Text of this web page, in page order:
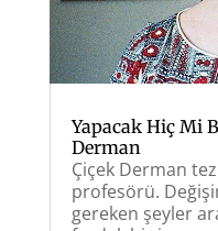
Yapacak Hiç Mi
Derman
Çiçek Derman
profesörü.
gereken şeyler